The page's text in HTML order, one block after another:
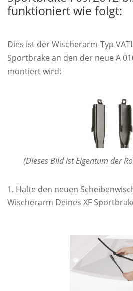
funktioniert wie folgt:
Dies ist der Wischerarm-Typ
Sportbrake an den der neue A
montiert wird:
(Dieses Bild ist Eigentum der
Halte den neuen
Wischerarm Deines XF